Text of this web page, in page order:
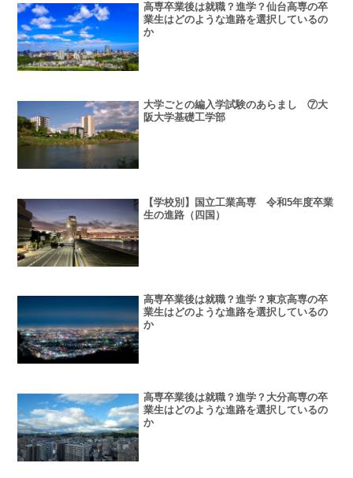
高専卒業後は就職？進学？仙台高専の卒
業生はどのような進路を選択しているの
か
大学ごとの編入学試験のあらまし ⑦大
阪大学基礎工学部
【学校別】国立工業高専 令和5年度卒業
生の進路（四国）
高専卒業後は就職？進学？東京高専の卒
業生はどのような進路を選択しているの
か
高専卒業後は就職？進学？大分高専の卒
業生はどのような進路を選択しているの
か